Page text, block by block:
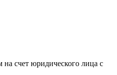
счет юридического лица с